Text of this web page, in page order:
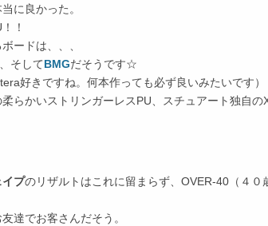
に良かった。
！
ードは、、、
、そしてBMGだそうです☆
好きですね。何本作っても必ず良いみたいです）
らかいストリンガーレスPU、スチュアート独自の
イプのリザルトはこれに留まらず、OVER-40（４
達でお客さんだそう。